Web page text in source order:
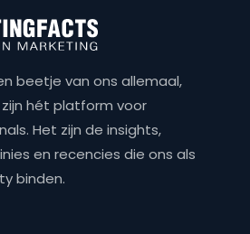
beetje van ons allemaal,
hét platform voor
Het zijn de insights,
en recencies die ons als
binden.